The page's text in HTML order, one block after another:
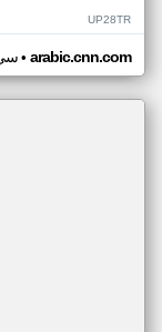
UP28TR
• arabic.cnn.com